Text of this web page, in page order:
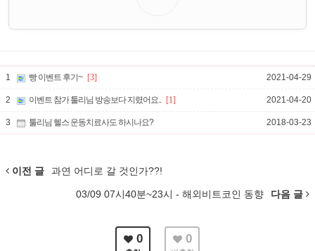
1 빵 이벤트 후기~ [3] 2021-04-29
2 이벤트 참가 툴리님 방송보다 지렸어요.. [1] 2021-04-20
3 툴리님 헬스 운동치료사도 하시나요? 2018-03-23
이전 글 과연 어디로 갈 것인가??!
03/09 07시40분~23시 - 해외비트코인 동향 다음 글
0 0